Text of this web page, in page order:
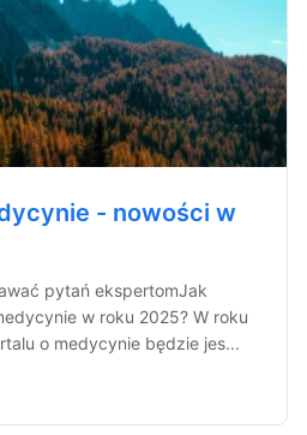
- nowości w
pytań ekspertomJak
w roku 2025? W roku
o medycynie będzie jes...